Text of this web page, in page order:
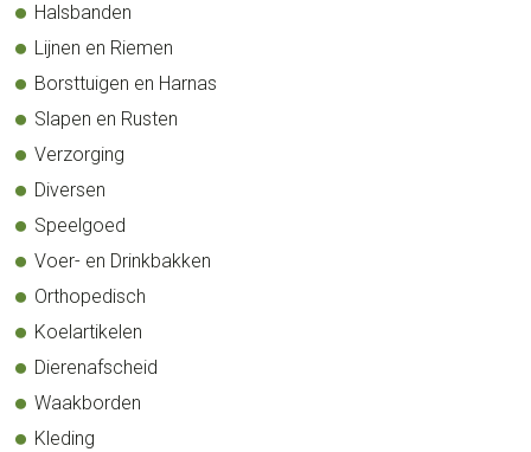
Halsbanden
Lijnen en Riemen
Borsttuigen en Harnas
Slapen en Rusten
Verzorging
Diversen
Speelgoed
Voer- en Drinkbakken
Orthopedisch
Koelartikelen
Dierenafscheid
Waakborden
Kleding